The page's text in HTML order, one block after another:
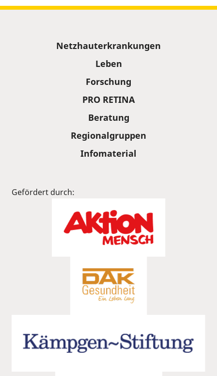
Netzhauterkrankungen
Leben
Forschung
PRO RETINA
Beratung
Regionalgruppen
Infomaterial
Gefördert durch: